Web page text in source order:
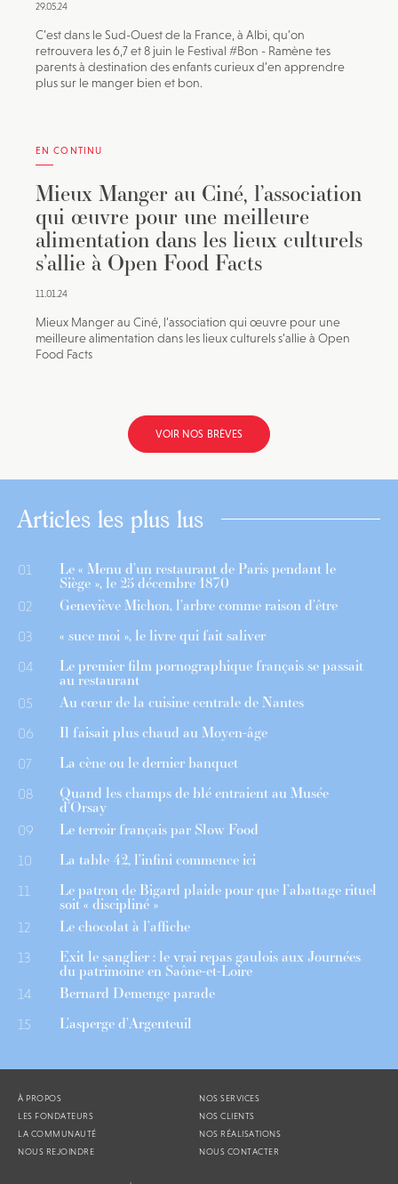
29.05.24
C’est dans le Sud-Ouest de la France, à Albi, qu’on
retrouvera les 6,7 et 8 juin le Festival #Bon - Ramène tes
parents à destination des enfants curieux d’en apprendre
plus sur le manger bien et bon.
EN CONTINU
Mieux Manger au Ciné, l’association
qui œuvre pour une meilleure
alimentation dans les lieux culturels
s’allie à Open Food Facts
11.01.24
Mieux Manger au Ciné, l’association qui œuvre pour une
meilleure alimentation dans les lieux culturels s’allie à Open
Food Facts
VOIR NOS BRÈVES
Articles les plus lus
01 Le « Menu d’un restaurant de Paris pendant le
Siège », le 25 décembre 1870
02 Geneviève Michon, l’arbre comme raison d’être
03 « suce moi », le livre qui fait saliver
04 Le premier film pornographique français se passait
au restaurant
05 Au cœur de la cuisine centrale de Nantes
06 Il faisait plus chaud au Moyen-âge
07 La cène ou le dernier banquet
08 Quand les champs de blé entraient au Musée
d’Orsay
09 Le terroir français par Slow Food
10 La table 42, l’infini commence ici
11 Le patron de Bigard plaide pour que l’abattage rituel
soit « discipliné »
12 Le chocolat à l’affiche
13 Exit le sanglier : le vrai repas gaulois aux Journées
du patrimoine en Saône-et-Loire
14 Bernard Demenge parade
15 L’asperge d’Argenteuil
À PROPOS
LES FONDATEURS
LA COMMUNAUTÉ
NOUS REJOINDRE
NOS SERVICES
NOS CLIENTS
NOS RÉALISATIONS
NOUS CONTACTER